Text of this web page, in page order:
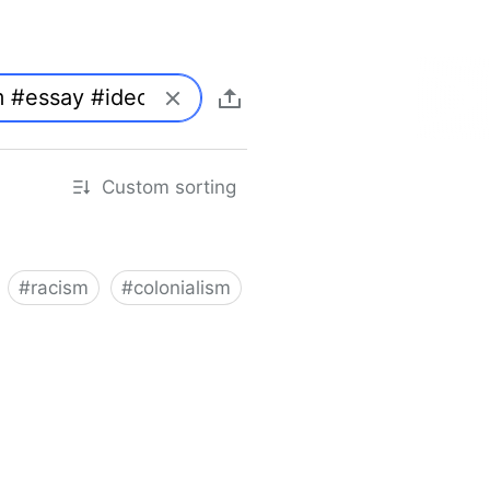
Custom sorting
#racism #colonialism